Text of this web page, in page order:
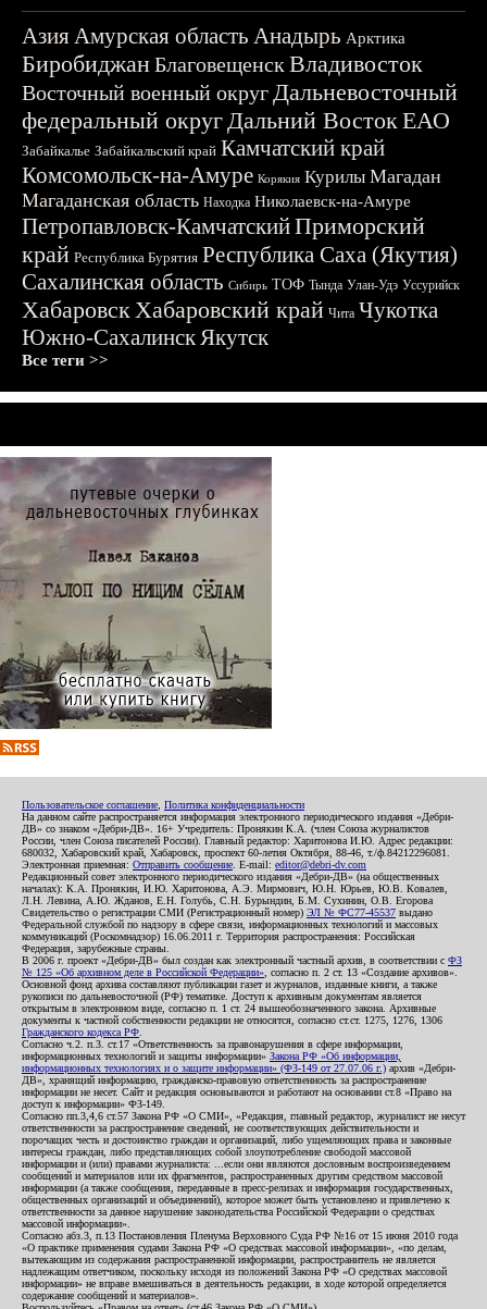
АзияАмурская область Анадырь Арктика
БиробиджанБлаговещенскВладивосток
Восточный военный округДальневосточный
федеральный округДальний ВостокЕАО
Забайкалье Забайкальский край Камчатский край
Комсомольск-на-Амуре Корякия Курилы Магадан
Магаданская область Находка Николаевск-на-Амуре
Петропавловск-КамчатскийПриморский
край Республика Бурятия Республика Саха (Якутия)
Сахалинская область Сибирь ТОФ Тында Улан-Удэ Уссурийск
ХабаровскХабаровский край Чита Чукотка
Южно-СахалинскЯкутск
Все теги >>
Пользовательское соглашение Политика конфиденциальности
На данном сайте распространяется информация электронного периодического издания «Дебри-
ДВ» со знаком «Дебри-ДВ». 16+ Учредитель: Пронякин К.А. (член Союза журналистов
России, член Союза писателей России). Главный редактор: Харитонова И.Ю. Адрес редакции:
680032, Хабаровский край, Хабаровск, проспект 60-летия Октября, 88-46, т./ф.84212296081.
Электронная приемная: Отправить сообщение . E-mail: editor@debri-dv.com
Редакционный совет электронного периодического издания «Дебри-ДВ» (на общественных
началах): К.А. Пронякин, И.Ю. Харитонова, А.Э. Мирмович, Ю.Н. Юрьев, Ю.В. Ковалев,
Л.Н. Левина, А.Ю. Жданов, Е.Н. Голубь, С.Н. Бурындин, Б.М. Сухинин, О.В. Егорова
Свидетельство о регистрации СМИ (Регистрационный номер) ЭЛ № ФС77-45537 выдано
Федеральной службой по надзору в сфере связи, информационных технологий и массовых
коммуникаций (Роскомнадзор) 16.06.2011 г. Территория распространения: Российская
Федерация, зарубежные страны.
В 2006 г. проект «Дебри-ДВ» был создан как электронный частный архив, в соответствии с ФЗ
№ 125 «Об архивном деле в Российской Федерации» , согласно п. 2 ст. 13 «Создание архивов».
Основной фонд архива составляют публикации газет и журналов, изданные книги, а также
рукописи по дальневосточной (РФ) тематике. Доступ к архивным документам является
открытым в электронном виде, согласно п. 1 ст. 24 вышеобозначенного закона. Архивные
документы к частной собственности редакции не относятся, согласно ст.ст. 1275, 1276, 1306
Гражданского кодекса РФ
Согласно ч.2. п.3. ст.17 «Ответственность за правонарушения в сфере информации,
информационных технологий и защиты информации» Закона РФ «Об информации,
информационных технологиях и о защите информации» (ФЗ-149 от 27.07.06 г.) архив «Дебри-
ДВ», хранящий информацию, гражданско-правовую ответственность за распространение
информации не несет. Сайт и редакция основываются и работают на основании ст.8 «Право на
доступ к информации» ФЗ-149.
Согласно пп.3,4,6 ст.57 Закона РФ «О СМИ», «Редакция, главный редактор, журналист не несут
ответственности за распространение сведений, не соответствующих действительности и
порочащих честь и достоинство граждан и организаций, либо ущемляющих права и законные
интересы граждан, либо представляющих собой злоупотребление свободой массовой
информации и (или) правами журналиста: ...если они являются дословным воспроизведением
сообщений и материалов или их фрагментов, распространенных другим средством массовой
информации (а также сообщения, переданные в пресс-релизах и информация государственных,
общественных организаций и объединений), которое может быть установлено и привлечено к
ответственности за данное нарушение законодательства Российской Федерации о средствах
массовой информации».
Согласно абз.3, п.13 Постановления Пленума Верховного Суда РФ №16 от 15 июня 2010 года
«О практике применения судами Закона РФ «О средствах массовой информации», «по делам,
вытекающим из содержания распространенной информации, распространитель не является
надлежащим ответчиком, поскольку исходя из положений Закона РФ «О средствах массовой
информации» не вправе вмешиваться в деятельность редакции, в ходе которой определяется
содержание сообщений и материалов».